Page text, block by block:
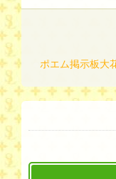
ポエム掲示板大